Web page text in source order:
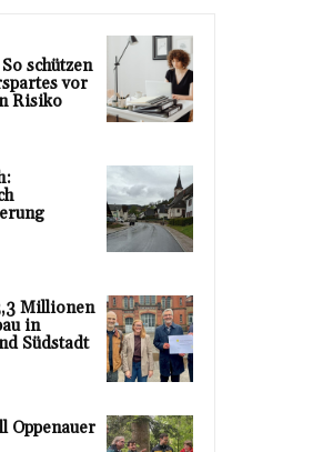
schützen
vor
Risiko
Millionen
in
Südstadt
Oppenauer